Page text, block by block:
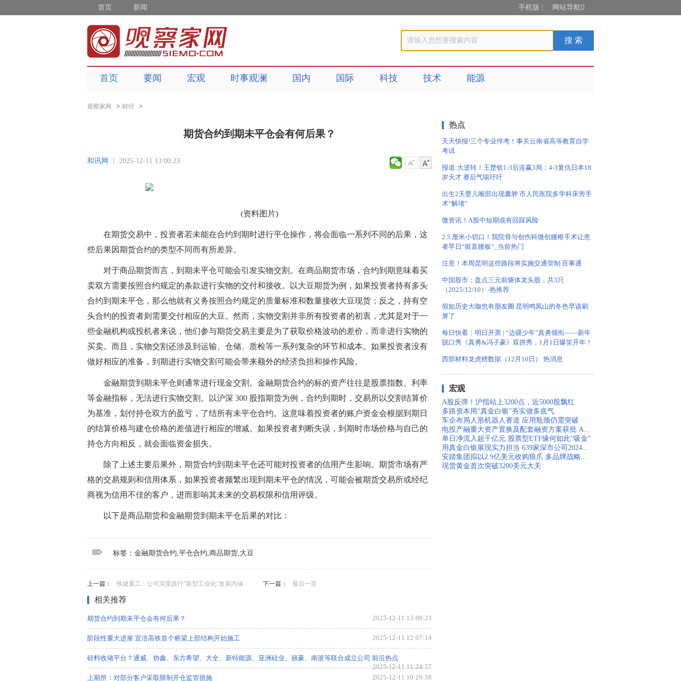
首页 新闻 手机版 网站导航
首页 要闻 宏观 时事观澜 国内 国际 科技 技术 能源
观察家网 > 财经 >
期货合约到期未平仓会有何后果？
和讯网 2025-12-11 13:00:23
(资料图片)
在期货交易中，投资者若未能在合约到期时进行平仓操作，将会面临一系列不同的后果，这
些后果因期货合约的类型不同而有所差异。
对于商品期货而言，到期未平仓可能会引发实物交割。在商品期货市场，合约到期意味着买
卖双方需要按照合约规定的条款进行实物的交付和接收。以大豆期货为例，如果投资者持有多头
合约到期未平仓，那么他就有义务按照合约规定的质量标准和数量接收大豆现货；反之，持有空
头合约的投资者则需要交付相应的大豆。然而，实物交割并非所有投资者的初衷，尤其是对于一
些金融机构或投机者来说，他们参与期货交易主要是为了获取价格波动的差价，而非进行实物的
买卖。而且，实物交割还涉及到运输、仓储、质检等一系列复杂的环节和成本。如果投资者没有
做好相应的准备，到期进行实物交割可能会带来额外的经济负担和操作风险。
金融期货到期未平仓则通常进行现金交割。金融期货合约的标的资产往往是股票指数、利率
等金融指标，无法进行实物交割。以沪深 300 股指期货为例，合约到期时，交易所以交割结算价
为基准，划付持仓双方的盈亏，了结所有未平仓合约。这意味着投资者的账户资金会根据到期日
的结算价格与建仓价格的差值进行相应的增减。如果投资者判断失误，到期时市场价格与自己的
持仓方向相反，就会面临资金损失。
除了上述主要后果外，期货合约到期未平仓还可能对投资者的信用产生影响。期货市场有严
格的交易规则和信用体系，如果投资者频繁出现到期未平仓的情况，可能会被期货交易所或经纪
商视为信用不佳的客户，进而影响其未来的交易权限和信用评级。
以下是商品期货和金融期货到期未平仓后果的对比：
标签：金融期货合约,平仓合约,商品期货,大豆
上一篇： 铁建重工：公司深度践行“新型工业化”发展内涵 下一篇： 最后一页
相关推荐
期货合约到期未平仓会有何后果？ 2025-12-11 13:00:23
阶段性重大进展 宜涪高铁首个桥梁上部结构开始施工 2025-12-11 12:07:14
硅料收储平台？通威、协鑫、东方希望、大全、新特能源、亚洲硅业、丽豪、南玻等联合成立公司 前沿热点
2025-12-11 11:24:57
上期所：对部分客户采取限制开仓监管措施
2025-12-11 10:26:58
热点
天天快报!三个专业停考！事关云南省高等教育自学
考试
报道:大逆转！王楚钦1-3后连赢3局：4-3复仇日本18
岁天才 赛后气喘吁吁
出生2天婴儿喉部出现囊肿 市人民医院多学科床旁手
术“解堵”
微资讯！A股中短期或有回踩风险
2.5 厘米小切口！我院骨与创伤科微创腰椎手术让患
者早日“挺直腰板”_当前热门
注意！本周昆明这些路段将实施交通管制 百事通
中国股市：盘点三元前驱体龙头股，共3只
（2025/12/10）-热推荐
假如历史大咖也有朋友圈 昆明鸣凤山的冬色早该刷
屏了
每日快看：明日开票 | “边疆少年”真勇领衔——新年
脱口秀《真勇&冯子豪》双拼秀，1月1日爆笑开年！
西部材料龙虎榜数据（12月10日） 热消息
宏观
A股反弹！沪指站上3200点，近5000股飘红
多路资本用“真金白银”夯实做多底气
车企布局人形机器人赛道 应用瓶颈仍需突破
电投产融重大资产置换及配套融资方案获批 A...
单日净流入超千亿元 股票型ETF缘何如此“吸金”
用真金白银展现实力担当 639家深市公司2024...
安踏集团拟以2.9亿美元收购狼爪 多品牌战略...
现货黄金首次突破3200美元大关